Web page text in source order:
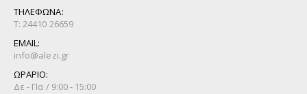
ΤΗΛΕΦΩΝΑ:
Τ: 24410 26659
EMAIL:
info@alezi.gr
ΩΡΑΡΙΟ:
Δε - Πα / 9:00 - 15:00